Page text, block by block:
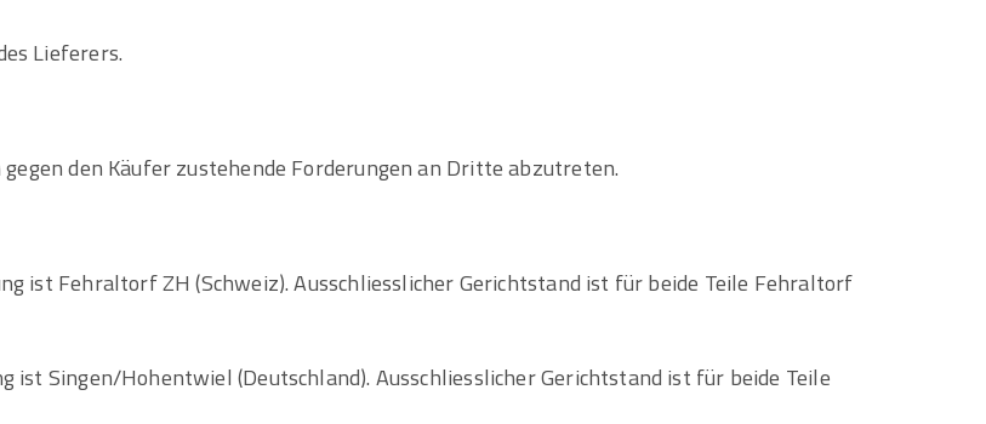
Lieferers.
den Käufer zustehende Forderungen an Dritte abzutreten.
ist Fehraltorf ZH (Schweiz). Ausschliesslicher Gerichtstand ist für beide Teile Fehraltorf
Singen/Hohentwiel (Deutschland). Ausschliesslicher Gerichtstand ist für beide Teile